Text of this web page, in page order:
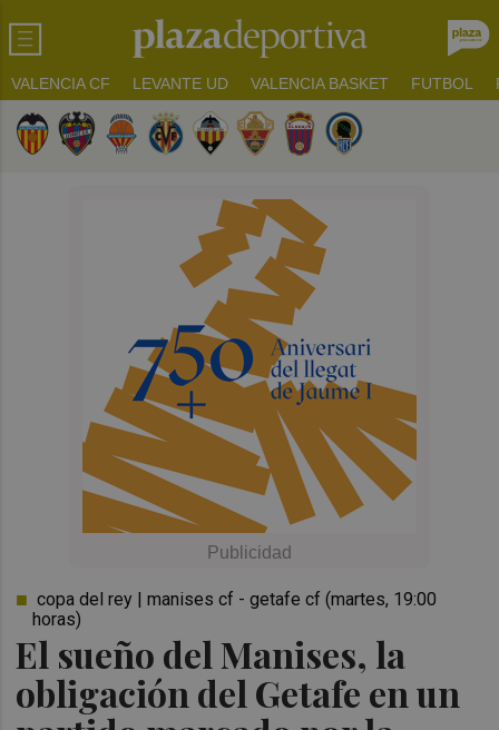
VALENCIA CF LEVANTE UD VALENCIA BASKET FUTBOL
El sueño del Manises, la
obligación del Getafe en un
copa del rey | manises cf - getafe cf (martes, 19:00
horas)